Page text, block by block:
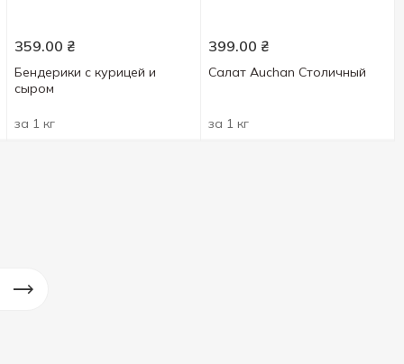
359.00 ₴
Бендерики с курицей и
сыром
за 1 кг
399.00 ₴
Салат Auchan Столичный
за 1 кг